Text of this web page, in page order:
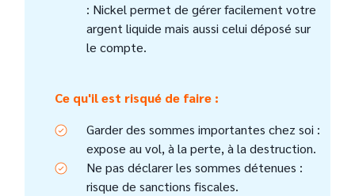
: Nickel permet de gérer facilement votre
argent liquide mais aussi celui déposé sur
le compte.
Ce qu'il est risqué de faire :
Garder des sommes importantes chez soi :
expose au vol, à la perte, à la destruction.
Ne pas déclarer les sommes détenues :
risque de sanctions fiscales.